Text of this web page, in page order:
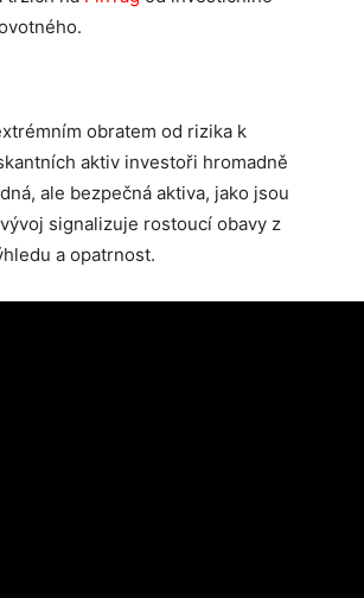
obratem od rizika k
aktiv investoři hromadně
ale bezpečná aktiva, jako jsou
signalizuje rostoucí obavy z
a opatrnost.